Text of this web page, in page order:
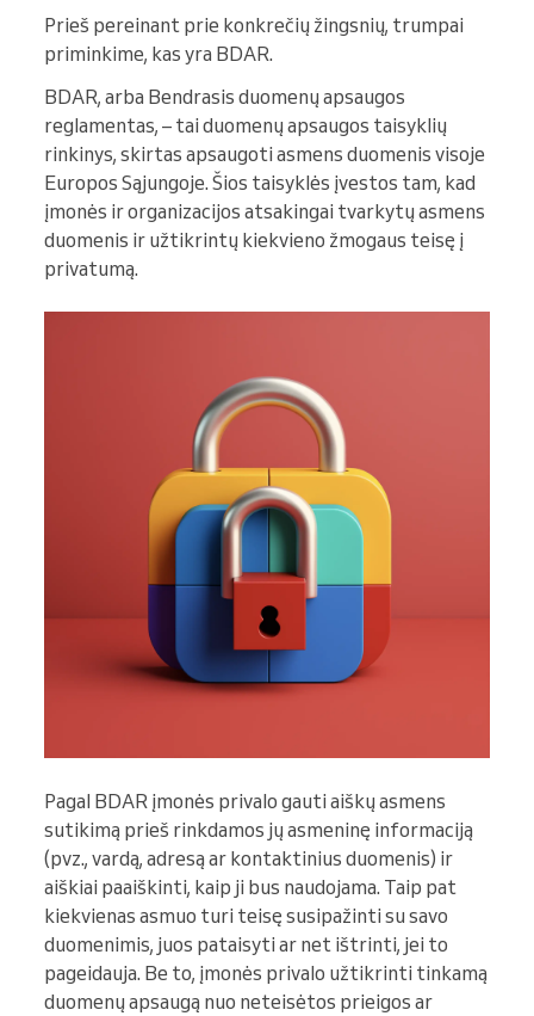
Prieš pereinant prie konkrečių žingsnių, trumpai
priminkime, kas yra BDAR.
BDAR, arba Bendrasis duomenų apsaugos
reglamentas, – tai duomenų apsaugos taisyklių
rinkinys, skirtas apsaugoti asmens duomenis visoje
Europos Sąjungoje. Šios taisyklės įvestos tam, kad
įmonės ir organizacijos atsakingai tvarkytų asmens
duomenis ir užtikrintų kiekvieno žmogaus teisę į
privatumą.
Pagal BDAR įmonės privalo gauti aiškų asmens
sutikimą prieš rinkdamos jų asmeninę informaciją
(pvz., vardą, adresą ar kontaktinius duomenis) ir
aiškiai paaiškinti, kaip ji bus naudojama. Taip pat
kiekvienas asmuo turi teisę susipažinti su savo
duomenimis, juos pataisyti ar net ištrinti, jei to
pageidauja. Be to, įmonės privalo užtikrinti tinkamą
duomenų apsaugą nuo neteisėtos prieigos ar